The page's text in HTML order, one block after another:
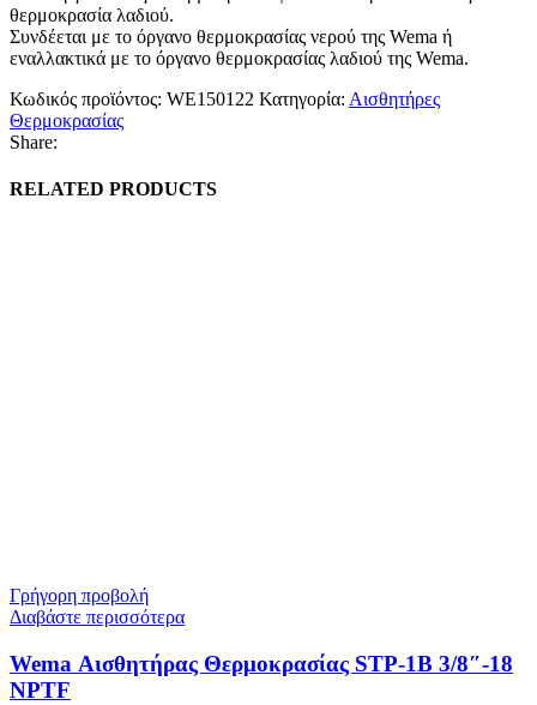
θερμοκρασία λαδιού.
Συνδέεται με το όργανο θερμοκρασίας νερού της Wema ή
εναλλακτικά με το όργανο θερμοκρασίας λαδιού της Wema.
Κωδικός προϊόντος: WE150122 Κατηγορία: Αισθητήρες
Θερμοκρασίας
Share:
RELATED PRODUCTS
Γρήγορη προβολή
Διαβάστε περισσότερα
Wema Αισθητήρας Θερμοκρασίας STP-1B 3/8″-18
NPTF